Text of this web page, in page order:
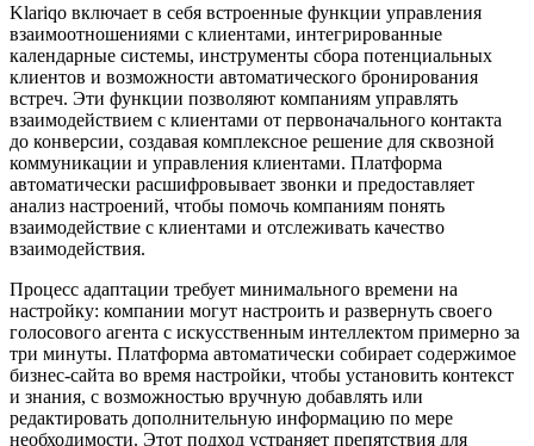
Klariqo включает в себя встроенные функции управления
взаимоотношениями с клиентами, интегрированные
календарные системы, инструменты сбора потенциальных
клиентов и возможности автоматического бронирования
встреч. Эти функции позволяют компаниям управлять
взаимодействием с клиентами от первоначального контакта
до конверсии, создавая комплексное решение для сквозной
коммуникации и управления клиентами. Платформа
автоматически расшифровывает звонки и предоставляет
анализ настроений, чтобы помочь компаниям понять
взаимодействие с клиентами и отслеживать качество
взаимодействия.
Процесс адаптации требует минимального времени на
настройку: компании могут настроить и развернуть своего
голосового агента с искусственным интеллектом примерно за
три минуты. Платформа автоматически собирает содержимое
бизнес-сайта во время настройки, чтобы установить контекст
и знания, с возможностью вручную добавлять или
редактировать дополнительную информацию по мере
необходимости. Этот подход устраняет препятствия для